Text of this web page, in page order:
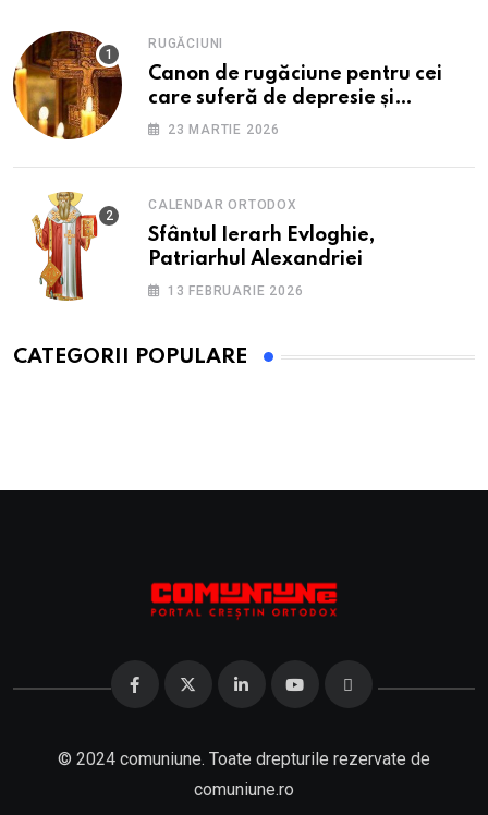
RUGĂCIUNI
Canon de rugăciune pentru cei
care suferă de depresie și
anxietate
23 MARTIE 2026
CALENDAR ORTODOX
Sfântul Ierarh Evloghie,
Patriarhul Alexandriei
13 FEBRUARIE 2026
CATEGORII POPULARE
© 2024 comuniune. Toate drepturile rezervate de
comuniune.ro